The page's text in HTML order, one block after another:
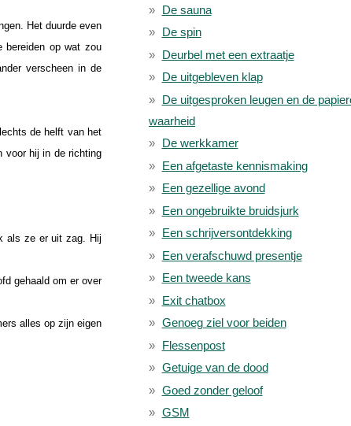
Het duurde even
bereiden op wat zou
verscheen in de
de helft van het
voor hij in de richting
als ze er uit zag. Hij
gehaald om er over
alles op zijn eigen
De sauna
De spin
Deurbel met een extraatje
De uitgebleven klap
De uitgesproken leugen en de
waarheid
De werkkamer
Een afgetaste kennismaking
Een gezellige avond
Een ongebruikte bruidsjurk
Een schrijversontdekking
Een verafschuwd presentje
Een tweede kans
Exit chatbox
Genoeg ziel voor beiden
Flessenpost
Getuige van de dood
Goed zonder geloof
GSM